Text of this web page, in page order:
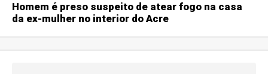
Homem é preso suspeito de atear fogo na casa
da ex-mulher no interior do Acre